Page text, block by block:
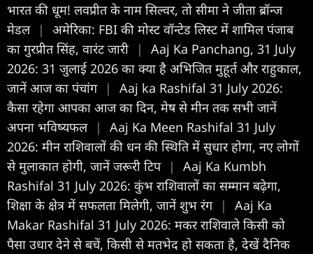
भारत की धूम! लवप्रीत के नाम सिल्वर, तो सीमा ने जीता ब्रॉन्ज
मेडल |
अमेरिका: FBI की मोस्ट वॉन्टेड लिस्ट में शामिल पंजाब
का गुरप्रीत सिंह, वारंट जारी
|
Aaj Ka Panchang, 31 July
2026: 31 जुलाई 2026 का क्या है अभिजित मुहूर्त और राहुकाल,
जानें आज का पंचांग |
Aaj ka Rashifal 31 July 2026:
कैसा रहेगा आपका आज का द‍िन, मेष से मीन तक सभी जानें
अपना भविष्यफल |
Aaj Ka Meen Rashifal 31 July
2026: मीन राशिवालों की धन की स्थिति में सुधार होगा, नए लोगों
से मुलाकात होगी, जानें जरूरी टिप |
Aaj Ka Kumbh
Rashifal 31 July 2026: कुंभ राशिवालों का सम्मान बढ़ेगा,
शिक्षा के क्षेत्र में सफलता मिलेगी, जानें शुभ रंग |
Aaj Ka
Makar Rashifal 31 July 2026: मकर राशिवाले किसी को
पैसा उधार देने से बचें, किसी से मतभेद हो सकता है, देखें दैनिक